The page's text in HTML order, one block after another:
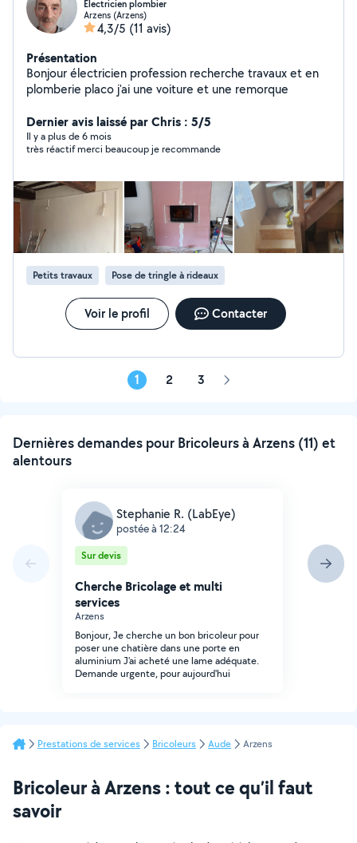
Électricien plombier
Arzens (Arzens)
4,3/5 (11 avis)
Présentation
Bonjour électricien profession recherche travaux et en
plomberie placo j'ai une voiture et une remorque
Dernier avis laissé par Chris : 5/5
Il y a plus de 6 mois
très réactif merci beaucoup je recommande
Petits travaux Pose de tringle à rideaux
Voir le profil Contacter
1 2 3 Page
Dernières demandes pour Bricoleurs à Arzens (11) et
alentours
Stephanie R. (LabEye)
postée à 12:24
Sur devis
Cherche Bricolage et multi
services
Arzens
Bonjour, Je cherche un bon bricoleur pour
poser une chatière dans une porte en
aluminium J'ai acheté une lame adéquate.
Demande urgente, pour aujourd'hui
Prestations de services Bricoleurs Aude Arzens
Bricoleur à Arzens : tout ce qu’il faut
savoir